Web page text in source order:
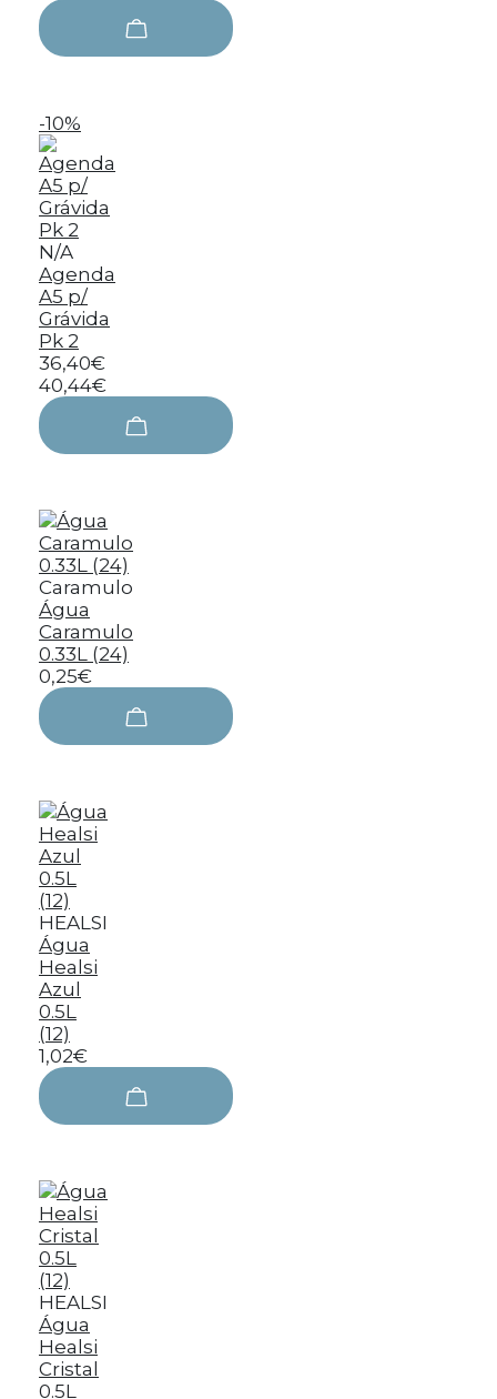
-10%
N/A
Agenda
A5 p/
Grávida
Pk 2
36,40€
40,44€
Caramulo
Água
Caramulo
0.33L (24)
0,25€
HEALSI
Água
Healsi
Azul
0.5L
(12)
1,02€
HEALSI
Água
Healsi
Cristal
0.5L